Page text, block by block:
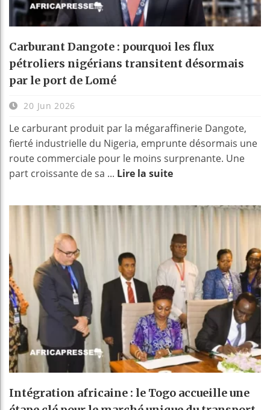
Carburant Dangote : pourquoi les flux
pétroliers nigérians transitent désormais
par le port de Lomé
20 Jun 2026
Le carburant produit par la mégaraffinerie Dangote,
fierté industrielle du Nigeria, emprunte désormais une
route commerciale pour le moins surprenante. Une
part croissante de sa ... Lire la suite
Intégration africaine : le Togo accueille une